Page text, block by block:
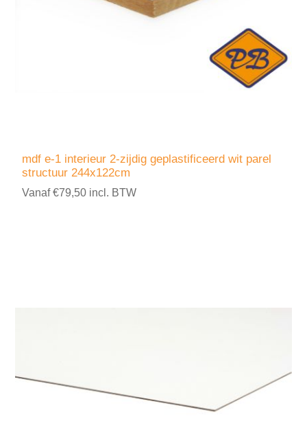
mdf e-1 interieur 2-zijdig geplastificeerd wit parel
structuur 244x122cm
Vanaf €79,50 incl. BTW